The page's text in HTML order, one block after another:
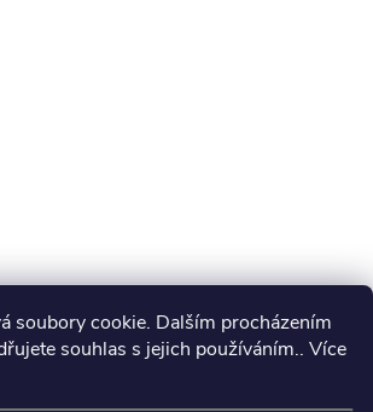
soubory cookie. Dalším procházením
souhlas s jejich používáním.. Více